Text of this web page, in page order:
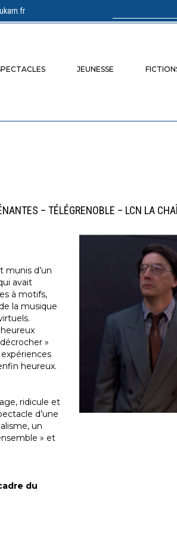
JEUNESSE
– TÉLÉGRENOBLE – LCN LA
munis d’un
avait
à motifs,
la musique
»
heureux.
ridicule et
d’une
un
» et
du